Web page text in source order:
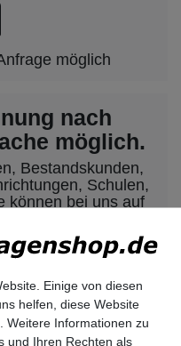
möglich
nach
möglich.
Bestandskunden,
Schulen,
können bei uns auf
oder per
uns auf.
Einige von diesen
helfen, diese Website
Weitere Informationen zu
und Ihren Rechten als